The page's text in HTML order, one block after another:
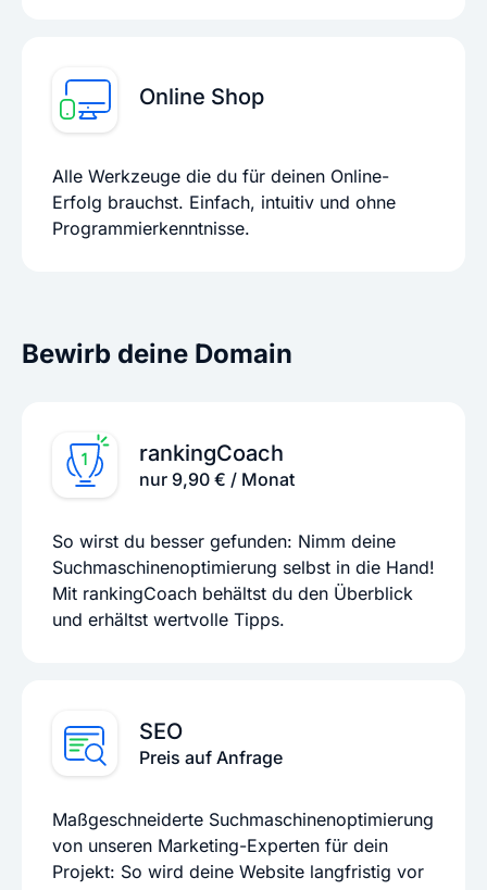
Online Shop
Alle Werkzeuge die du für deinen Online-
Erfolg brauchst. Einfach, intuitiv und ohne
Programmierkenntnisse.
Bewirb deine Domain
rankingCoach
nur 9,90 € / Monat
So wirst du besser gefunden: Nimm deine
Suchmaschinenoptimierung selbst in die Hand!
Mit rankingCoach behältst du den Überblick
und erhältst wertvolle Tipps.
SEO
Preis auf Anfrage
Maßgeschneiderte Suchmaschinenoptimierung
von unseren Marketing-Experten für dein
Projekt: So wird deine Website langfristig vor